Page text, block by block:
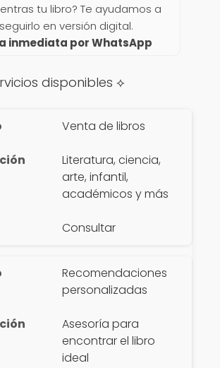
tu libro? Te ayudamos a
en versión digital.
inmediata por WhatsApp
disponibles ⟡
Venta de libros
Literatura, ciencia,
arte, infantil,
académicos y más
Consultar
Recomendaciones
personalizadas
Asesoría para
encontrar el libro
ideal